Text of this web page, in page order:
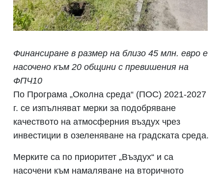
Финансиране в размер на близо 45 млн. евро е
насочено към 20 общини с превишения на
ФПЧ10
По Програма „Околна среда“ (ПОС) 2021-2027
г. се изпълняват мерки за подобряване
качеството на атмосферния въздух чрез
инвестиции в озеленяване на градската среда.
Мерките са по приоритет „Въздух“ и са
насочени към намаляване на вторичното